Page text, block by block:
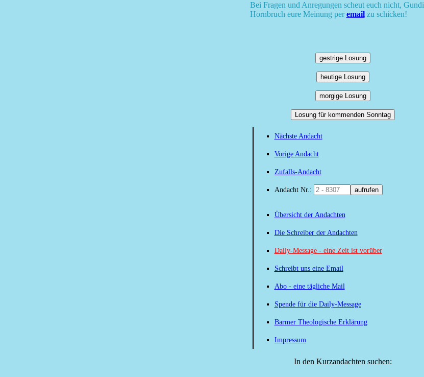
Bei Fragen und Anregungen scheut euch nicht, Gundi
Hornbruch eure Meinung peremailzu schicken!
gestrige Losung
heutige Losung
morgige Losung
Losung für kommenden Sonntag
Nächste Andacht
Vorige Andacht
Zufalls-Andacht
Andacht Nr.: aufrufen
Übersicht der Andachten
Die Schreiber der Andachten
Daily-Message - eine Zeit ist vorüber
Schreibt uns eine Email
Abo - eine tägliche Mail
Spende für die Daily-Message
Barmer Theologische Erklärung
Impressum
In den Kurzandachten suchen: